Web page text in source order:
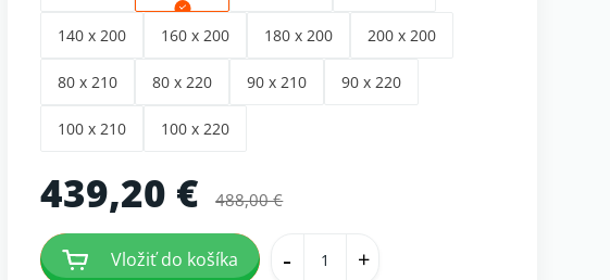
140 x 200 160 x 200 180 x 200 200 x 200
80 x 210 80 x 220 90 x 210 90 x 220
100 x 210 100 x 220
439,20 € 488,00 €
Vložiť do košíka - +